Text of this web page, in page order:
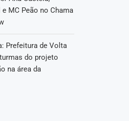
MC Peão no Chama
Prefeitura de Volta
do projeto
na área da